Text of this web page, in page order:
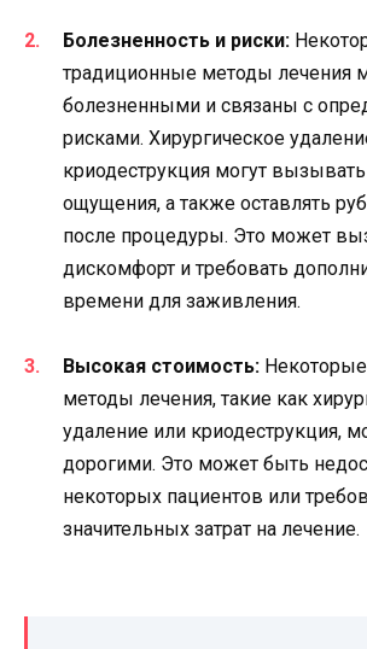
Болезненность и риски:
традиционные методы лечения
болезненными и связаны с
рисками. Хирургическое
криодеструкция могут
ощущения, а также оставлять
после процедуры. Это может
дискомфорт и требовать
времени для заживления.
Высокая стоимость:
методы лечения, такие как
удаление или криодеструкция,
дорогими. Это может быть
некоторых пациентов или
значительных затрат на лечение.